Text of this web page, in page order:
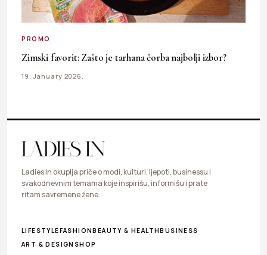
PROMO
Zimski favorit: Zašto je tarhana čorba najbolji izbor?
19. January 2026.
Ladies In okuplja priče o modi, kulturi, ljepoti, businessu i
svakodnevnim temama koje inspirišu, informišu i prate
ritam savremene žene.
LIFESTYLEFASHIONBEAUTY & HEALTHBUSINESS
ART & DESIGN SHOP